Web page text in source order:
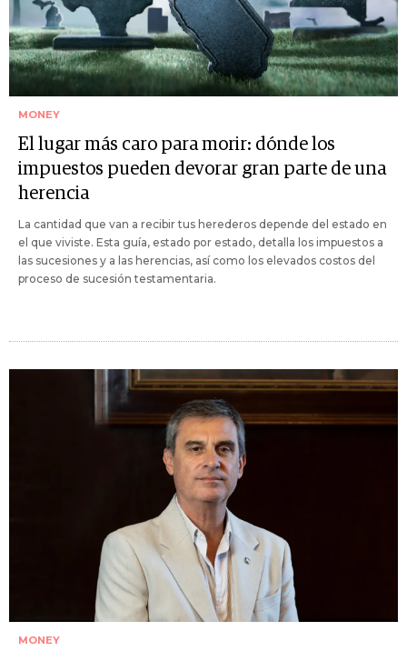
MONEY
El lugar más caro para morir: dónde los
impuestos pueden devorar gran parte de una
herencia
La cantidad que van a recibir tus herederos depende del estado en
el que viviste. Esta guía, estado por estado, detalla los impuestos a
las sucesiones y a las herencias, así como los elevados costos del
proceso de sucesión testamentaria.
MONEY